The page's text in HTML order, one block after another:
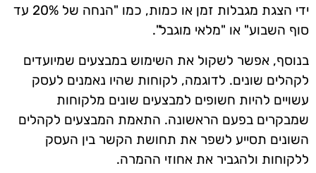
ידי הצגת מגבלות זמן או כמות, כמו "הנחה של 20% עד
סוף השבוע" או "מלאי מוגבל".
בנוסף, אפשר לשקול את השימוש במבצעים שמיועדים
לקהלים שונים. לדוגמה, לקוחות שהיו נאמנים לעסק
עשויים להיות חשופים למבצעים שונים מלקוחות
שמבקרים בפעם הראשונה. התאמת המבצעים לקהלים
השונים תסייע לשפר את תחושת הקשר בין העסק
ללקוחות ולהגביר את אחוזי ההמרה.